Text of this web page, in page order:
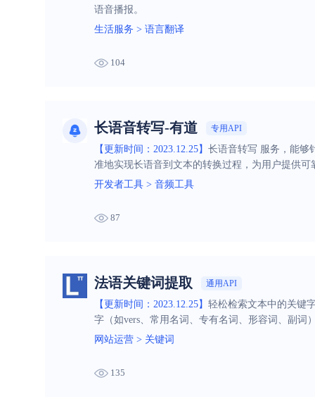
语音播报。
生活服务 > 语言翻译
104
长语音转写-有道 专用API
【更新时间：2023.12.25】 长语音转写 服务，能够
准地实现长语音到文本的转换过程，为用户提供可
开发者工具 > 音频工具
87
法语关键词提取 通用API
【更新时间：2023.12.25】 轻松检索文本中的关键
字（如vers、常用名词、专有名词、形容词、副词
网站运营 > 关键词
135